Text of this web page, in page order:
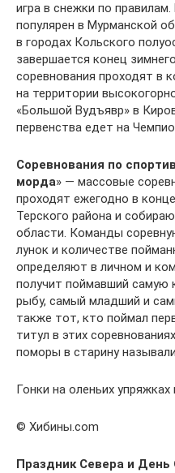
игра в снежки по
популярен в Мурманской
в городах Кольского
завершается конец
соревнования проходят в
на территории
«Большой Вудъявр» в
первенства едет на
Соревнования по
морда» — массовые
проходят ежегодно в
Терского района и
области. Команды
лунок и количестве
определяют в личном и
получит поймавший самую
рыбу, самый младший и
также тот, кто поймал
титул в этих
поморы в старину
Гонки на оленьих
© Хибины.com
Праздник Севера и День